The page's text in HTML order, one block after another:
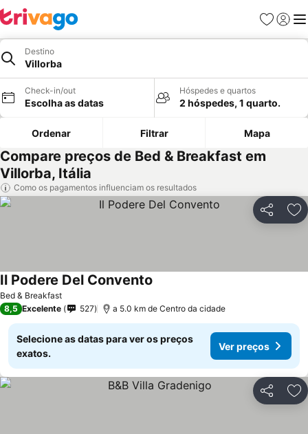
Favoritos
Iniciar
Destino
Villorba
Check-in/out
Escolha as datas
Hóspedes e quartos
2 hóspedes, 1 quarto.
Ordenar Filtrar Mapa
Compare preços de Bed & Breakfast em
Villorba, Itália
Como os pagamentos influenciam os resultados
Partilhar
Bed & Breakfast
Il Podere Del Convento
8,5 Excelente 527 a 5.0 km de Centro da cidade
Selecione as datas para ver os preços
exatos.
Ver preços
Partilhar